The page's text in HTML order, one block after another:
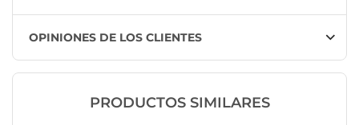
OPINIONES DE LOS CLIENTES
PRODUCTOS SIMILARES